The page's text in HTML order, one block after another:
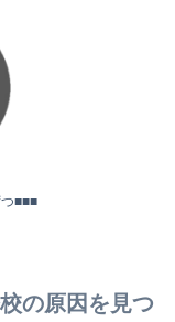
■■■
の原因を見つ